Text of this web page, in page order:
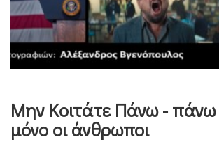
Μην Κοιτάτε Πάνω - πάνω
μόνο οι άνθρωποι